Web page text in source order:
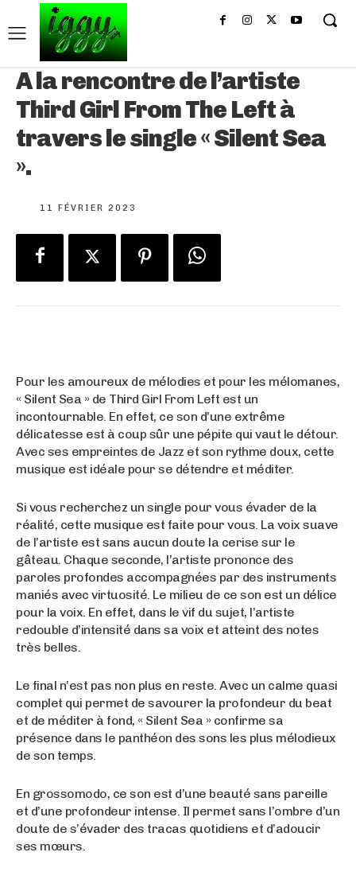
A la rencontre de l’artiste
Third Girl From The Left à
travers le single « Silent Sea
».
11 FÉVRIER 2023
Pour les amoureux de mélodies et pour les mélomanes,
« Silent Sea » de Third Girl From Left est un
incontournable. En effet, ce son d’une extrême
délicatesse est à coup sûr une pépite qui vaut le détour.
Avec ses empreintes de Jazz et son rythme doux, cette
musique est idéale pour se détendre et méditer.
Si vous recherchez un single pour vous évader de la
réalité, cette musique est faite pour vous. La voix suave
de l’artiste est sans aucun doute la cerise sur le
gâteau. Chaque seconde, l’artiste prononce des
paroles profondes accompagnées par des instruments
maniés avec virtuosité. Le milieu de ce son est un délice
pour la voix. En effet, dans le vif du sujet, l’artiste
redouble d’intensité dans sa voix et atteint des notes
très belles.
Le final n’est pas non plus en reste. Avec un calme quasi
complet qui permet de savourer la profondeur du beat
et de méditer à fond, « Silent Sea » confirme sa
présence dans le panthéon des sons les plus mélodieux
de son temps.
En grossomodo, ce son est d’une beauté sans pareille
et d’une profondeur intense. Il permet sans l’ombre d’un
doute de s’évader des tracas quotidiens et d’adoucir
ses mœurs.